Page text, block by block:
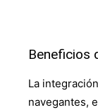
Beneficios
La
navegantes,